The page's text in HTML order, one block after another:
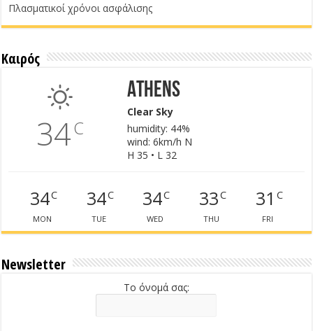
Πλασματικοί χρόνοι ασφάλισης
Καιρός
34C
Athens
Clear Sky
humidity: 44%
wind: 6km/h N
H 35 • L 32
34C
MON
34C
TUE
34C
WED
33C
THU
31 C
FRI
Newsletter
Το όνομά σας: